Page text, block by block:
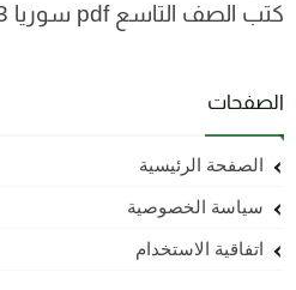
كتب الصف التاسع pdf سوريا 2023 - 2024
الصفحات
الصفحة الرئيسية
سياسة الخصوصية
اتفاقية الاستخدام